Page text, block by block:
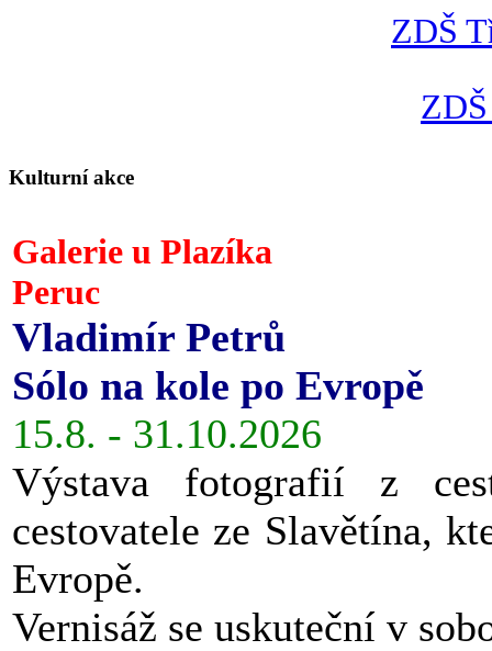
ZDŠ
Kulturní akce
Galerie u Plazíka
Peruc
Vladimír Petrů
Sólo na kole po Evropě
15.8. - 31.10.2026
Výstava fotografií z
cestovatele ze Slavětína,
Evropě.
Vernisáž se uskuteční v